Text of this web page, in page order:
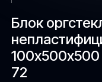
Блок
72